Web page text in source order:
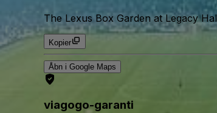
The Lexus Box Garden at Legacy
Kopier
Åbn i Google Maps
viagogo-garanti